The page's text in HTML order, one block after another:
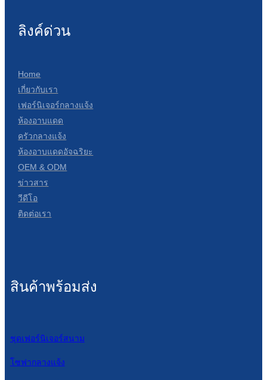
ลิงค์ด่วน
Home
เกี่ยวกับเรา
เฟอร์นิเจอร์กลางแจ้ง
ห้องอาบแดด
ครัวกลางแจ้ง
ห้องอาบแดดอัจฉริยะ
OEM & ODM
ข่าวสาร
วีดีโอ
ติดต่อเรา
สินค้าพร้อมส่ง
ชุดเฟอร์นิเจอร์สนาม
โซฟากลางแจ้ง